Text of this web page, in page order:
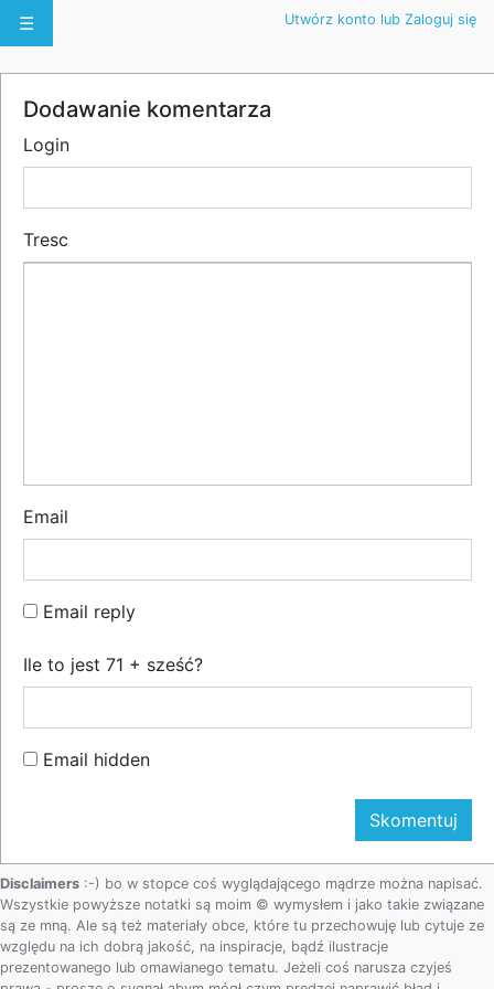
☰ Utwórz konto lub Zaloguj się
Dodawanie komentarza
Login
Tresc
Email
Email reply
Ile to jest 71 + sześć?
Email hidden
Disclaimers :-) bo w stopce coś wyglądającego mądrze można napisać.
Wszystkie powyższe notatki są moim © wymysłem i jako takie związane
są ze mną. Ale są też materiały obce, które tu przechowuję lub cytuje ze
względu na ich dobrą jakość, na inspiracje, bądź ilustracje
prezentowanego lub omawianego tematu. Jeżeli coś narusza czyjeś